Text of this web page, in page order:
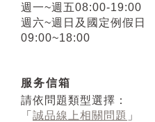
週一~週五08:00-19:00
週六~週日及國定例假日
09:00~18:00
服务信箱
請依問題類型選擇：
「 誠品線上相關問題 」